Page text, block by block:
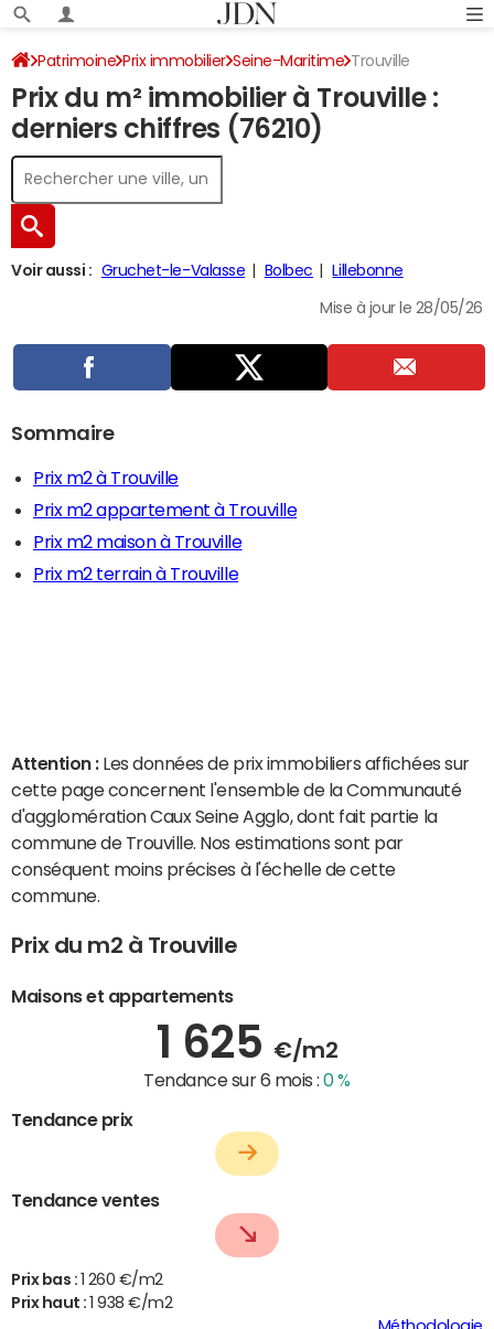
Patrimoine Prix immobilier Seine-Maritime Trouville
Prix du m² immobilier à Trouville :
derniers chiffres (76210)
Voir aussi : Gruchet-le-Valasse Bolbec Lillebonne
Mise à jour le 28/05/26
Sommaire
Prix m2 à Trouville
Prix m2 appartement à Trouville
Prix m2 maison à Trouville
Prix m2 terrain à Trouville
Attention : Les données de prix immobiliers affichées sur
cette page concernent l'ensemble de la Communauté
d'agglomération Caux Seine Agglo, dont fait partie la
commune de Trouville. Nos estimations sont par
conséquent moins précises à l'échelle de cette
commune.
Prix du m2 à Trouville
Maisons et appartements
1 625 €/m2
Tendance sur 6 mois :0 %
Tendance prix
Tendance ventes
Prix bas :
1 260 €/m2
Prix haut :
1 938 €/m2